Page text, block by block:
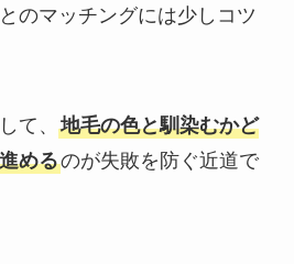
のマッチングには少しコツ
て、 地毛の色と馴染むかど
めるのが失敗を防ぐ近道で